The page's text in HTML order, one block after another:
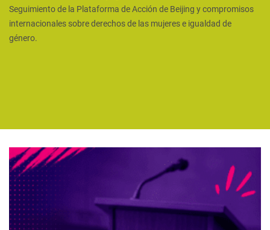
Seguimiento de la Plataforma de Acción de Beijing y compromisos
internacionales sobre derechos de las mujeres e igualdad de
género.